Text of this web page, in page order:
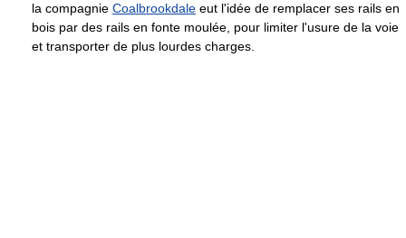
la compagnie Coalbrookdale eut l'idée de remplacer ses rails en
bois par des rails en fonte moulée, pour limiter l'usure de la voie
et transporter de plus lourdes charges.